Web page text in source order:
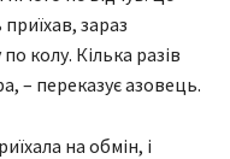
зараз
колу. Кілька разів
– переказує азовець.
на обмін, і